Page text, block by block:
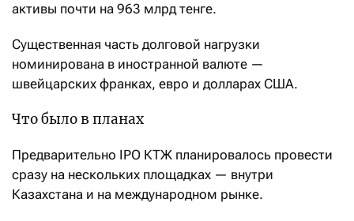
активы почти на 963 млрд тенге.
Существенная часть долговой нагрузки
номинирована в иностранной валюте —
швейцарских франках, евро и долларах США.
Что было в планах
Предварительно IPO КТЖ планировалось провести
сразу на нескольких площадках — внутри
Казахстана и на международном рынке.